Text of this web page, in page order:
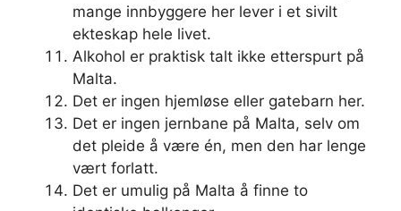
mange innbyggere her lever i et sivilt
ekteskap hele livet.
Alkohol er praktisk talt ikke etterspurt på
Malta.
Det er ingen hjemløse eller gatebarn her.
Det er ingen jernbane på Malta, selv om
det pleide å være én, men den har lenge
vært forlatt.
Det er umulig på Malta å finne to